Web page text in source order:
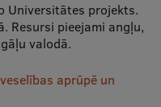
Universitātes projekts.
Resursi pieejami angļu,
valodā.
aprūpē un